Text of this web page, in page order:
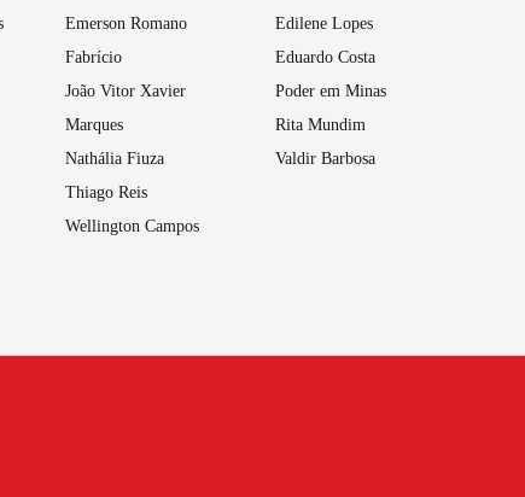
Emerson Romano
Fabrício
João Vitor Xavier
Marques
Nathália Fiuza
Thiago Reis
Wellington Campos
Edilene Lopes
Eduardo Costa
Poder em Minas
Rita Mundim
Valdir Barbosa